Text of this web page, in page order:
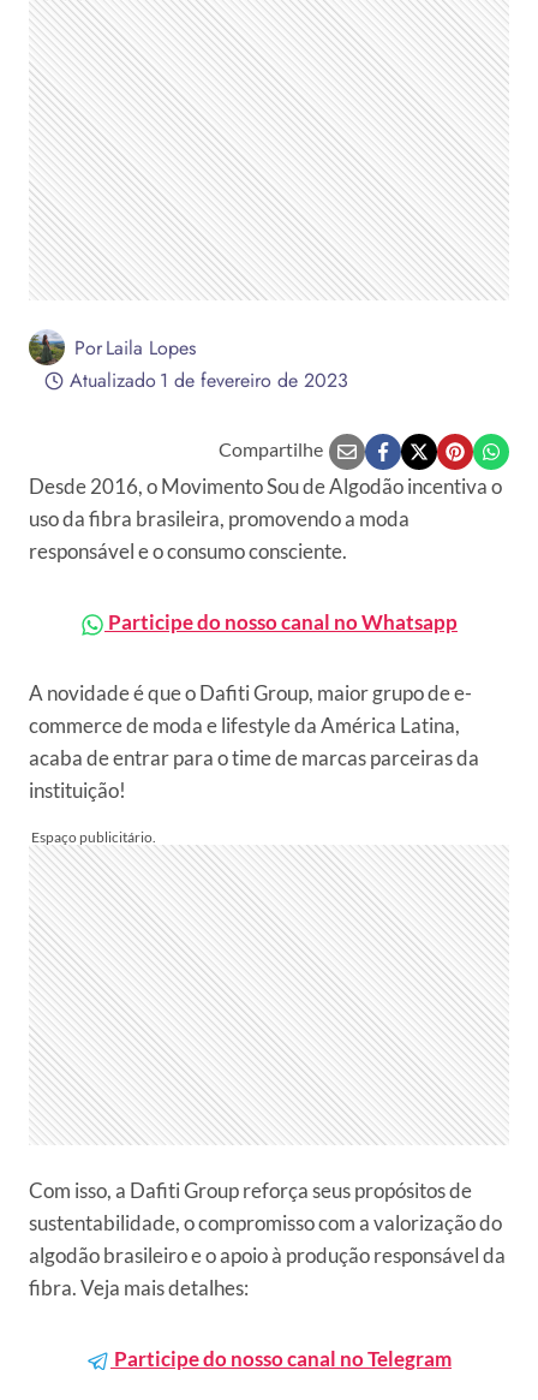
PorLaila Lopes
Atualizado1 de fevereiro de 2023
Compartilhe
Desde 2016, o Movimento Sou de Algodão incentiva o
uso da fibra brasileira, promovendo a moda
responsável e o consumo consciente.
Participe do nosso canal no Whatsapp
A novidade é que o Dafiti Group, maior grupo de e-
commerce de moda e lifestyle da América Latina,
acaba de entrar para o time de marcas parceiras da
instituição!
Com isso, a Dafiti Group reforça seus propósitos de
sustentabilidade, o compromisso com a valorização do
algodão brasileiro e o apoio à produção responsável da
fibra. Veja mais detalhes:
Participe do nosso canal no Telegram